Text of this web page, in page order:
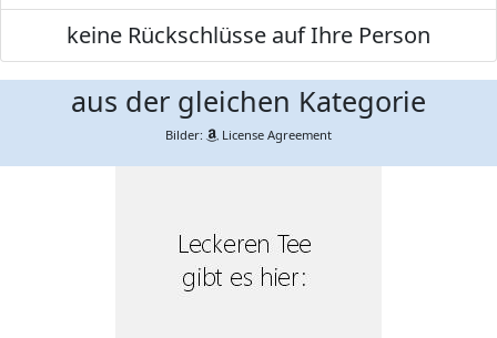
keine Rückschlüsse auf Ihre Person
aus der gleichen Kategorie
Bilder: License Agreement